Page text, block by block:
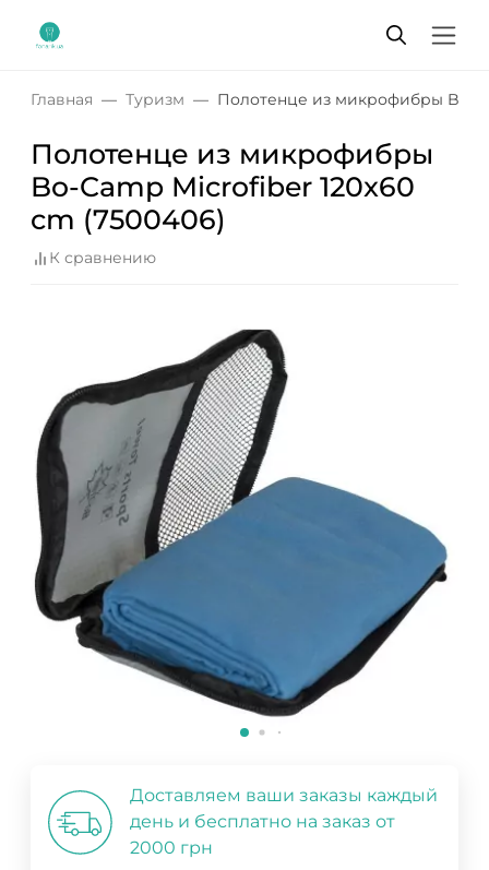
Главная Туризм Полотенце из микрофибры Bo-
Полотенце из микрофибры
Bo-Camp Microfiber 120x60
cm (7500406)
К сравнению
Доставляем ваши заказы каждый
день и бесплатно на заказ от
2000 грн